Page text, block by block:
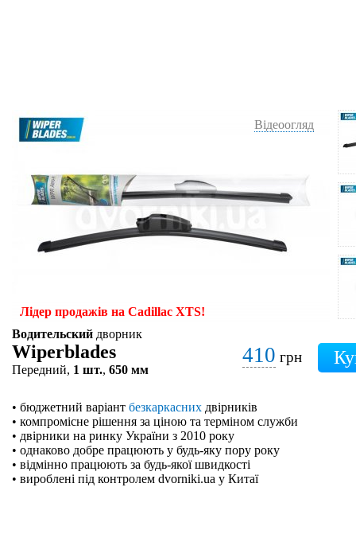
Відеоогляд
Лідер продажів на Cadillac XTS!
Водительский дворник
Wiperblades
Передний, 1 шт., 650 мм
410 грн
• бюджетний варіант безкаркасних двірників
• компромісне рішення за ціною та терміном служби
• двірники на ринку України з 2010 року
• однаково добре працюють у будь-яку пору року
• відмінно працюють за будь-якої швидкості
• вироблені під контролем dvorniki.ua у Китаї